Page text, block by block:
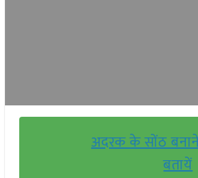
अदरक के सोंठ
बतायें